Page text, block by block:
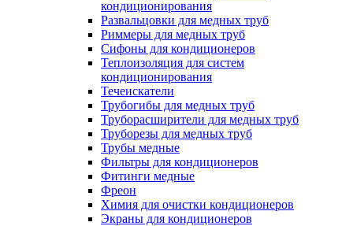
кондиционирования
Развальцовки для медных труб
Риммеры для медных труб
Сифоны для кондиционеров
Теплоизоляция для систем
кондиционирования
Течеискатели
Трубогибы для медных труб
Труборасширители для медных труб
Труборезы для медных труб
Трубы медные
Фильтры для кондиционеров
Фитинги медные
Фреон
Химия для очистки кондиционеров
Экраны для кондиционеров